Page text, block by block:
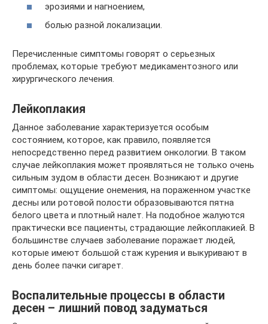
эрозиями и нагноением,
болью разной локализации.
Перечисленные симптомы говорят о серьезных
проблемах, которые требуют медикаментозного или
хирургического лечения.
Лейкоплакия
Данное заболевание характеризуется особым
состоянием, которое, как правило, появляется
непосредственно перед развитием онкологии. В таком
случае лейкоплакия может проявляться не только очень
сильным зудом в области десен. Возникают и другие
симптомы: ощущение онемения, на пораженном участке
десны или ротовой полости образовываются пятна
белого цвета и плотный налет. На подобное жалуются
практически все пациенты, страдающие лейкоплакией. В
большинстве случаев заболевание поражает людей,
которые имеют большой стаж курения и выкуривают в
день более пачки сигарет.
Воспалительные процессы в области
десен – лишний повод задуматься